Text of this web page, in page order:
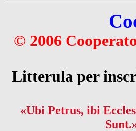
© 2006
Litterula per
«Ubi Petrus, ibi